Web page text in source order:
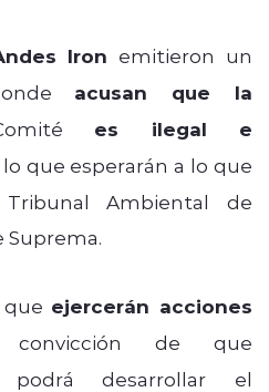
Iron emitieron un
acusan que la
es ilegal e
lo que esperarán a lo que
Ambiental de
Suprema.
ejercerán acciones
de que
podrá desarrollar el